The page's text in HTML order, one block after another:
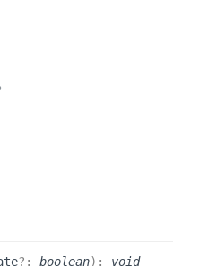
?: boolean) : void